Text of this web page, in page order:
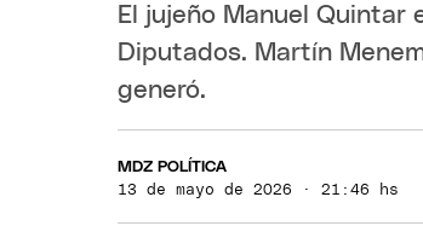
El jujeño Manuel
Diputados. Martín
generó.
MDZ POLÍTICA
13 de mayo de 2026 · 21:46 hs